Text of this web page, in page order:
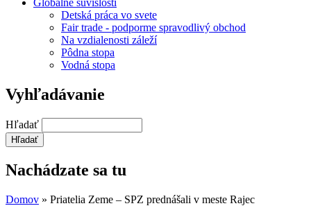
Globálne súvislosti
Detská práca vo svete
Fair trade - podporme spravodlivý obchod
Na vzdialenosti záleží
Pôdna stopa
Vodná stopa
Vyhľadávanie
Hľadať
Nachádzate sa tu
Domov » Priatelia Zeme – SPZ prednášali v meste Rajec